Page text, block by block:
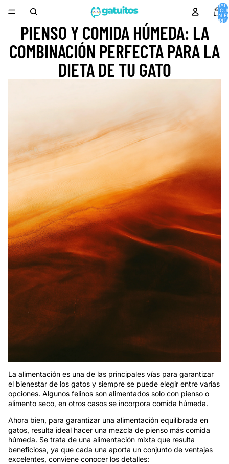
TOTAL
EN
PIENSO Y COMIDA HÚMEDA: LA
COMBINACIÓN PERFECTA PARA LA
DIETA DE TU GATO
La alimentación es una de las principales vías para garantizar
el bienestar de los gatos y siempre se puede elegir entre varias
opciones. Algunos felinos son alimentados solo con pienso o
alimento seco, en otros casos se incorpora comida húmeda.
Ahora bien, para garantizar una alimentación equilibrada en
gatos, resulta ideal hacer una mezcla de pienso más comida
húmeda. Se trata de una alimentación mixta que resulta
beneficiosa, ya que cada una aporta un conjunto de ventajas
excelentes, conviene conocer los detalles: